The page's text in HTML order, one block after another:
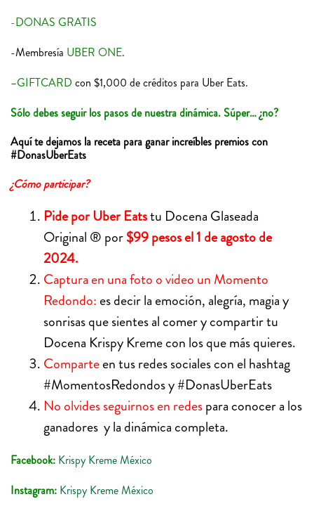
-DONAS GRATIS
-Membresía UBER ONE.
–GIFTCARD con $1,000 de créditos para Uber Eats.
Sólo debes seguir los pasos de nuestra dinámica. Súper… ¿no?
Aquí te dejamos la receta para ganar increíbles premios con
#DonasUberEats
¿Cómo participar?
Pide por Uber Eatstu Docena Glaseada
Original ® por$99 pesos el 1 de agosto de
2024.
Captura en una foto o video un Momento
Redondo:es decir la emoción, alegría, magia y
sonrisas que sientes al comer y compartir tu
Docena Krispy Kreme con los que más quieres.
Comparteen tus redes sociales con el hashtag
#MomentosRedondos y #DonasUberEats
No olvides seguirnos en redespara conocer a los
ganadores y la dinámica completa.
Facebook: Krispy Kreme México
Instagram: Krispy Kreme México